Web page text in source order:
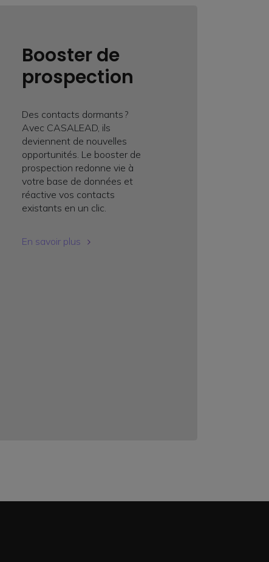
Booster de
prospection
Des contacts dormants ?
Avec CASALEAD, ils
deviennent de nouvelles
opportunités. Le booster de
prospection redonne vie à
votre base de données et
réactive vos contacts
existants en un clic.
En savoir plus